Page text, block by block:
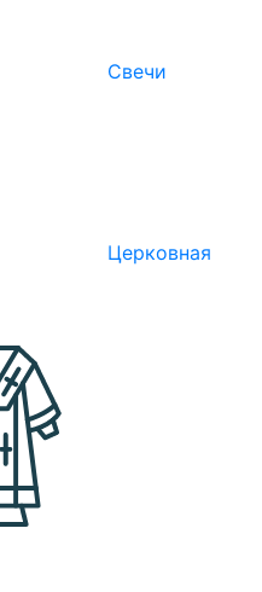
Свечи
Церковная